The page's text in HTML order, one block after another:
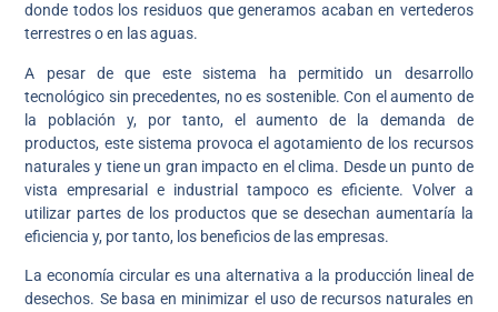
donde todos los residuos que generamos acaban en vertederos
terrestres o en las aguas.
A pesar de que este sistema ha permitido un desarrollo
tecnológico sin precedentes, no es sostenible. Con el aumento de
la población y, por tanto, el aumento de la demanda de
productos, este sistema provoca el agotamiento de los recursos
naturales y tiene un gran impacto en el clima. Desde un punto de
vista empresarial e industrial tampoco es eficiente. Volver a
utilizar partes de los productos que se desechan aumentaría la
eficiencia y, por tanto, los beneficios de las empresas.
La economía circular es una alternativa a la producción lineal de
desechos. Se basa en minimizar el uso de recursos naturales en